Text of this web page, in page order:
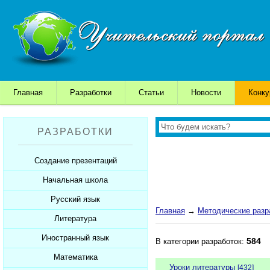
Главная Разработки Статьи Новости
РАЗРАБОТКИ
Создание презентаций
Шаблоны для презентаций
Советы начинающим
Советы дедушки
К презентации...
Начальная школа
Уроки
Презентации
Мультимедийные тесты
Печатные тесты
Русский язык
Уроки
Презентации
Мультимедийные тесты
Литература
Уроки
Презентации
Иностранный язык
Уроки
Математика
Главная → Методические
В категории разработок: 584
Уроки литературы [432]